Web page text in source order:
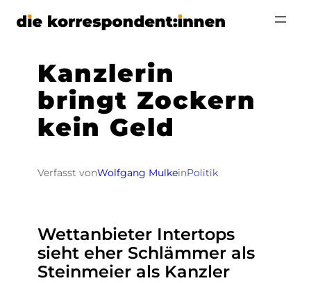
Zum
Kanzlerin
bringt Zockern
kein Geld
Verfasst vonWolfgang MulkeinPolitik
Wettanbieter Intertops
sieht eher Schlämmer als
Steinmeier als Kanzler